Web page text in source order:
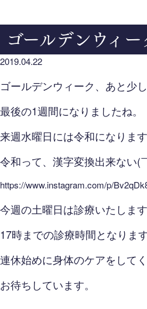
ゴールデンウィ
2019.04.22
ゴールデンウィーク、あと少し
最後の1週間になりましたね。
来週水曜日には令和になります
令和って、漢字変換出来ない
https://www.instagram.com/p/
今週の土曜日は診療いたします
17時までの診療時間となりま
連休始めに身体のケアをして
お待ちしています。